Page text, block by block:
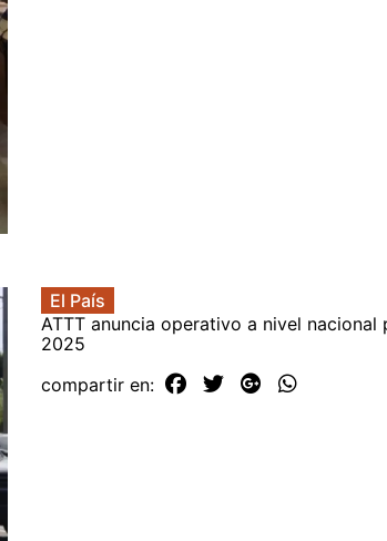
El País
ATTT anuncia operativo a nivel nacional
2025
compartir en: